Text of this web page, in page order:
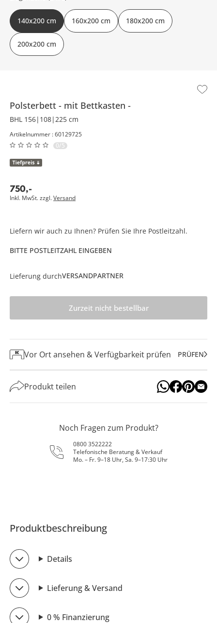
Polsterbett mit Bettkasten
BHL 156|108|225 cm
Artikelnummer : 60129725
0/5
750,-
Inkl. MwSt. zzgl.Versand
140x200 cm 160x200 cm 180x200 cm
200x200 cm
Liefern wir auch zu Ihnen? Prüfen Sie Ihre Postleitzahl.
BITTE POSTLEITZAHL EINGEBEN
Lieferung durchVERSANDPARTNER
Zurzeit nicht bestellbar
Vor Ort ansehen & Verfügbarkeit prüfen PRÜFEN
Produkt teilen
Noch Fragen zum Produkt?
0800 3522222
Telefonische Beratung & Verkauf
Mo. – Fr. 9–18 Uhr, Sa. 9–17:30 Uhr
Produktbeschreibung
Details
Lieferung & Versand
0 % Finanzierung